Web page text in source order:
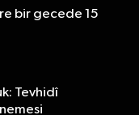
bir gecede 15
Tevhidî